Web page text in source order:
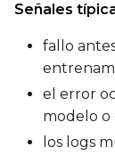
Señales
fallo
el error
modelo
los logs